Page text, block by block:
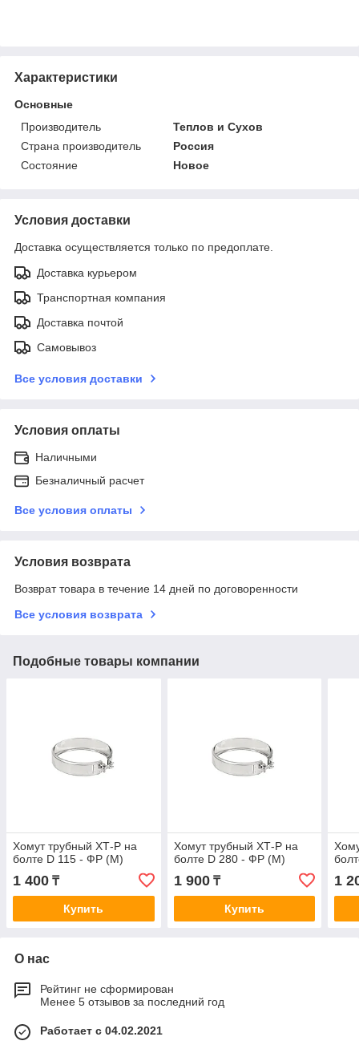
Характеристики
Основные
Производитель
Теплов и Сухов
Страна производитель
Россия
Состояние
Новое
Условия доставки
Доставка осуществляется только по предоплате.
Доставка курьером
Транспортная компания
Доставка почтой
Самовывоз
Все условия доставки
Условия оплаты
Наличными
Безналичный расчет
Все условия оплаты
Условия возврата
Возврат товара в течение 14 дней по договоренности
Все условия возврата
Подобные товары компании
Хомут трубный ХТ-Р на
болте D 115 - ФР (М)
1 400 ₸
Купить
Хомут трубный ХТ-Р на
болте D 280 - ФР (М)
1 900₸
Купить
1
О нас
Рейтинг не сформирован
Менее 5 отзывов за последний год
Работает с 04.02.2021